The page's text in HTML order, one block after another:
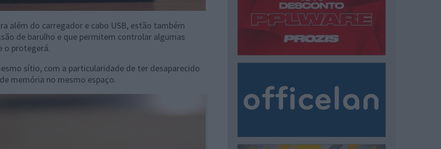
além do carregador e cabo USB, estão também
de barulho e que permitem controlar algumas
o protegerá.
sítio, com a particularidade de ter desaparecido
memória no mesmo espaço.